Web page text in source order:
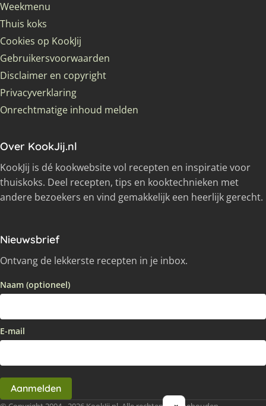
Weekmenu
Thuis koks
Cookies op KookJij
Gebruikersvoorwaarden
Disclaimer en copyright
Privacyverklaring
Onrechtmatige inhoud melden
Over KookJij.nl
KookJij is dé kookwebsite vol recepten en inspiratie voor
thuiskoks. Deel recepten, tips en kooktechnieken met
andere bezoekers en vind gemakkelijk een heerlijk gerecht.
Nieuwsbrief
Ontvang de lekkerste recepten in je inbox.
Naam (optioneel)
E-mail
Aanmelden